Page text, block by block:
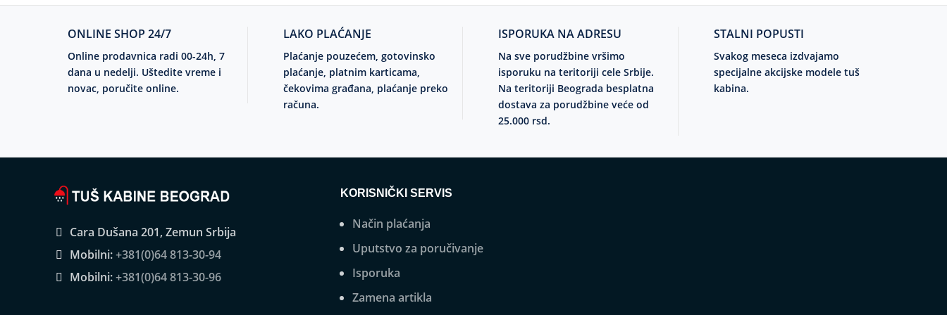
ONLINE SHOP 24/7
Online prodavnica radi 00-24h, 7
dana u nedelji. Uštedite vreme i
novac, poručite online.
LAKO PLAĆANJE
Plaćanje pouzećem, gotovinsko
plaćanje, platnim karticama,
čekovima građana, plaćanje preko
računa.
ISPORUKA NA ADRESU
Na sve porudžbine vršimo
isporuku na teritoriji cele Srbije.
Na teritoriji Beograda besplatna
dostava za porudžbine veće od
25.000 rsd.
STALNI POPUSTI
Svakog meseca izdvajamo
specijalne akcijske modele tuš
kabina.
Cara Dušana 201, Zemun Srbija
Mobilni:+381(0)64 813-30-94
Mobilni:+381(0)64 813-30-96
KORISNIČKI SERVIS
Način plaćanja
Uputstvo za poručivanje
Isporuka
Zamena artikla